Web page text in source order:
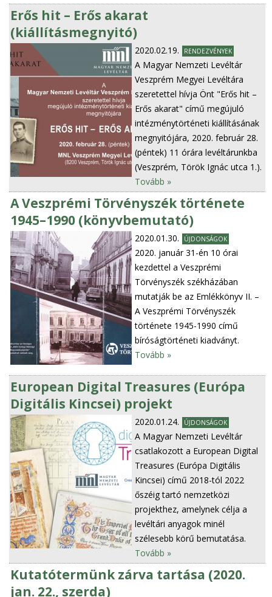
Erős hit – Erős akarat
(kiállításmegnyitó)
2020.02.19. RENDEZVÉNYEK
A Magyar Nemzeti Levéltár
Veszprém Megyei Levéltára
szeretettel hívja Önt "Erős hit –
Erős akarat" című megújuló
intézménytörténeti kiállításának
megnyitójára, 2020. február 28.
(péntek) 11 órára levéltárunkba
(Veszprém, Török Ignác utca 1.).
Tovább »
A Veszprémi Törvényszék története
1945–1990 (könyvbemutató)
2020.01.30. ÚJDONSÁGOK
2020. január 31-én 10 órai
kezdettel a Veszprémi
Törvényszék székházában
mutatják be az Emlékkönyv II. –
A Veszprémi Törvényszék
története 1945-1990 című
bíróságtörténeti kiadványt.
Tovább »
European Digital Treasures (Európa
Digitális Kincsei) projekt
2020.01.24. ÚJDONSÁGOK
A Magyar Nemzeti Levéltár
csatlakozott a European Digital
Treasures (Európa Digitális
Kincsei) című 2018-tól 2022
őszéig tartó nemzetközi
projekthez, amelynek célja a
levéltári anyagok minél
szélesebb körű bemutatása.
Tovább »
Kutatótermünk zárva tartása (2020.
jan. 22., szerda)